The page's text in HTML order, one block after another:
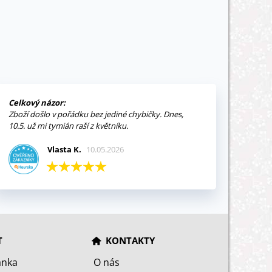
Celkový názor:
Zboží došlo v pořádku bez jediné chybičky. Dnes,
10.5. už mi tymián raší z květníku.
Vlasta K. 10.05.2026
KONTAKTY
O nás